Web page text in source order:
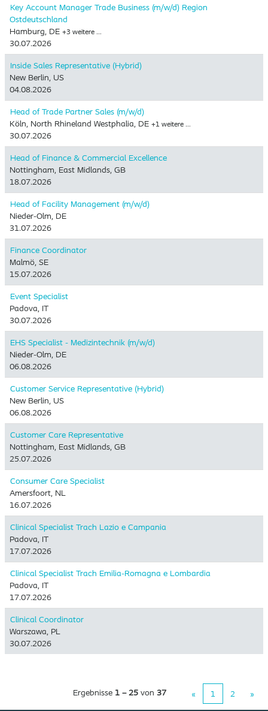
Key Account Manager Trade Business (m/w/d) Region
Ostdeutschland
Hamburg, DE +3 weitere …
30.07.2026
Inside Sales Representative (Hybrid) ​
New Berlin, US
04.08.2026
Head of Trade Partner Sales (m/w/d)
Köln, North Rhineland Westphalia, DE +1 weitere …
30.07.2026
Head of Finance & Commercial Excellence
Nottingham, East Midlands, GB
18.07.2026
Head of Facility Management (m/w/d)
Nieder-Olm, DE
31.07.2026
Finance Coordinator
Malmö, SE
15.07.2026
Event Specialist
Padova, IT
30.07.2026
EHS Specialist - Medizintechnik (m/w/d)
Nieder-Olm, DE
06.08.2026
Customer Service Representative (Hybrid)
New Berlin, US
06.08.2026
Customer Care Representative
Nottingham, East Midlands, GB
25.07.2026
Consumer Care Specialist
Amersfoort, NL
16.07.2026
Clinical Specialist Trach Lazio e Campania
Padova, IT
17.07.2026
Clinical Specialist Trach Emilia-Romagna e Lombardia
Padova, IT
17.07.2026
Clinical Coordinator
Warszawa, PL
30.07.2026
Ergebnisse 1 – 25 von 37 « 1 2 »